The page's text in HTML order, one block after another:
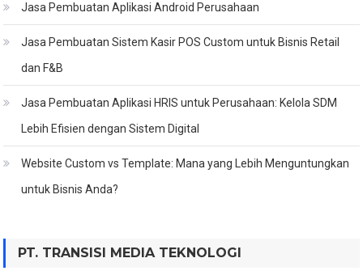
Jasa Pembuatan Aplikasi Android Perusahaan
Jasa Pembuatan Sistem Kasir POS Custom untuk Bisnis Retail
dan F&B
Jasa Pembuatan Aplikasi HRIS untuk Perusahaan: Kelola SDM
Lebih Efisien dengan Sistem Digital
Website Custom vs Template: Mana yang Lebih Menguntungkan
untuk Bisnis Anda?
PT. TRANSISI MEDIA TEKNOLOGI